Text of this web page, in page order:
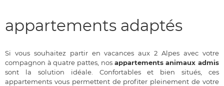
appartements adaptés
Si vous souhaitez partir en vacances aux 2 Alpes avec votre
compagnon à quatre pattes, nos appartements animaux admis
sont la solution idéale. Confortables et bien situés, ces
appartements vous permettent de profiter pleinement de votre